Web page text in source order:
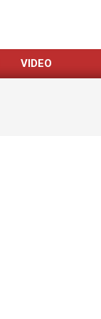
VIDEO